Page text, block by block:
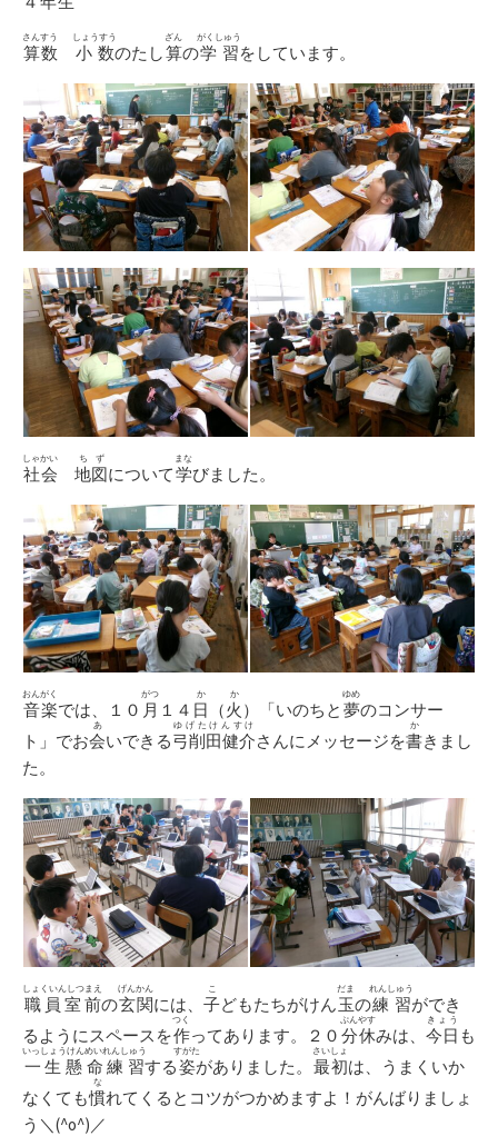
算数
さんすう
小数
しょうすう
のたし算
ざん
の学習
がくしゅう
をしています。
社会
しゃかい
地図
ちず
について学
まな
びました。
音楽
おんがく
では、１０ 月
がつ
１４ 日
か
（火
か
）「いのちと 夢
ゆめ
のコンサー
ト」でお会
あ
いできる弓削田健介
ゆげたけんすけ
さんにメッセージを書
か
きまし
た。
職員室前
しょくいんしつまえ
の玄関
げんかん
には、 子
こ
どもたちがけん玉
だま
の練習
れんしゅう
ができ
るようにスペースを作
つく
ってあります。２０ 分休
ぷんやす
みは、 今日
きょう
も
一生懸命練習
いっしょうけんめいれんしゅう
する姿
すがた
がありました。 最初
さいしょ
は、うまくいか
なくても慣
な
れてくるとコツがつかめますよ！がんばりましょ
う＼(^o^)／